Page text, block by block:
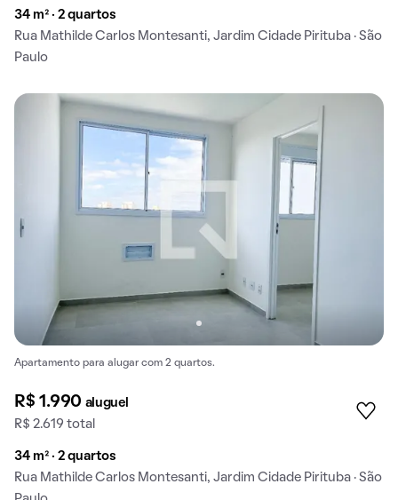
34 m² · 2 quartos
Rua Mathilde Carlos Montesanti, Jardim Cidade Pirituba · São
Paulo
Apartamento para alugar com 2 quartos.
R$ 1.990 aluguel
R$ 2.619 total
34 m² · 2 quartos
Rua Mathilde Carlos Montesanti, Jardim Cidade Pirituba · São